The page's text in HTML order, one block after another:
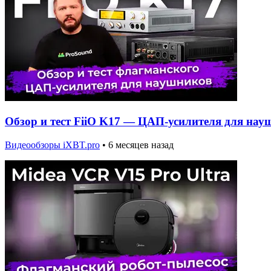
Обзор и тест FiiO K17 — ЦАП-усилителя для
Видеообзоры iXBT.pro • 6 месяцев назад